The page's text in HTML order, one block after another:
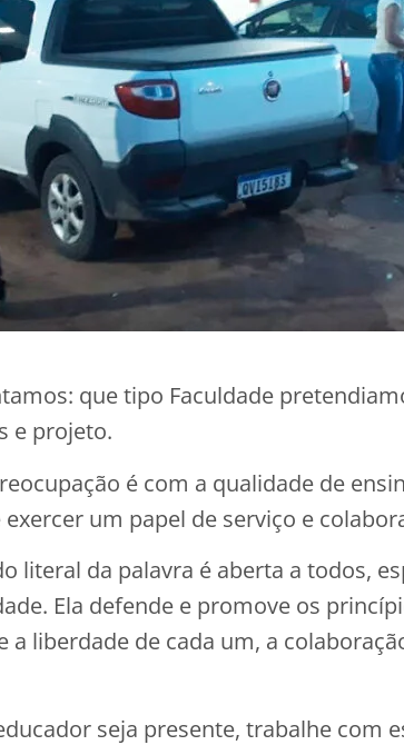
que tipo Faculdade
e projeto.
é com a qualidade de
um papel de serviço e
literal da palavra é aberta a todos,
Ela defende e promove os
a liberdade de cada um, a
seja presente, trabalhe com